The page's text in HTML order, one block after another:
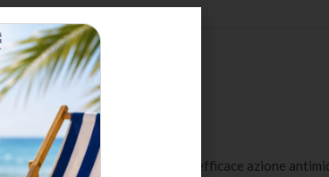
formulato per garantire un’efficace azione